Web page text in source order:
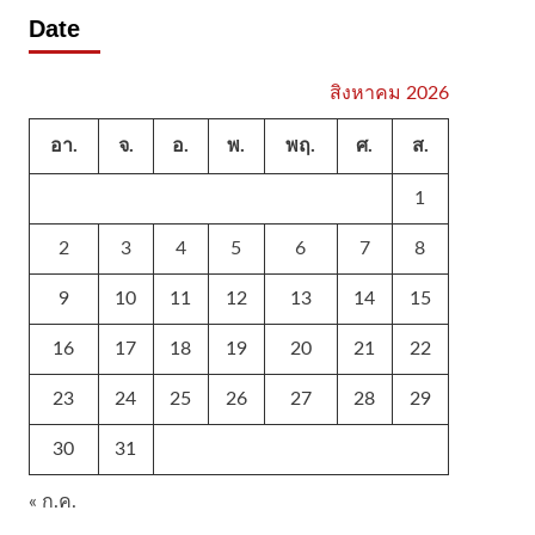
Date
สิงหาคม 2026
อา. จ. อ. พ. พฤ. ศ. ส.
1
2 3 4 5 6 7 8
9 10 11 12 13 14 15
16 17 18 19 20 21 22
23 24 25 26 27 28 29
30 31
« ก.ค.